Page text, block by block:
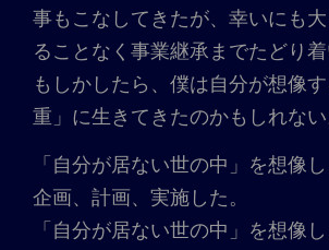
事もこなしてきたが、幸いにも
ることなく事業継承までたどり着
もしかしたら、僕は自分が想像
重」に生きてきたのかもしれない
「自分が居ない世の中」を想像
企画、計画、実施した。
「自分が居ない世の中」を想像